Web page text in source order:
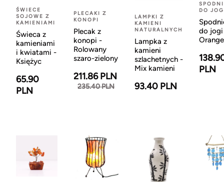
ŚWIECE
SOJOWE Z
KAMIENIAMI
Świeca z
kamieniami
i kwiatami -
Księżyc
65.90
PLN
PLECAKI Z
KONOPI
Plecak z
konopi -
Rolowany
szaro-zielony
211.86 PLN
235.40 PLN
LAMPKI Z
KAMIENI
NATURALNYCH
Lampka z
kamieni
szlachetnych -
Mix kamieni
93.40 PLN
DO
do
Orange
PLN